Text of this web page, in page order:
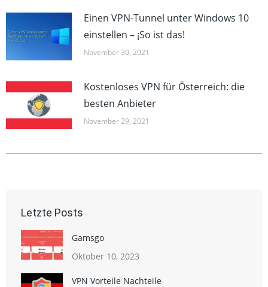
Einen VPN-Tunnel unter Windows 10
einstellen – ¡So ist das!
November 30, 2021
Kostenloses VPN für Österreich: die
besten Anbieter
November 29, 2021
Letzte Posts
Gamsgo
Oktober 10, 2023
VPN Vorteile Nachteile